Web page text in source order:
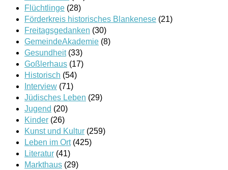
Flüchtlinge (28)
Förderkreis historisches Blankenese (21)
Freitagsgedanken (30)
GemeindeAkademie (8)
Gesundheit(33)
Goßlerhaus (17)
Historisch (54)
Interview (71)
Jüdisches Leben (29)
Jugend (20)
Kinder (26)
Kunst und Kultur (259)
Leben im Ort(425)
Literatur (41)
Markthaus (29)